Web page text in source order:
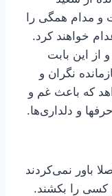
و مدام همگی را
خواهند کرد.
این بابت
نگران و
که باعث غم و
و دلداری‌ها.
باور نمی‌کردند
کسی را بکشند.